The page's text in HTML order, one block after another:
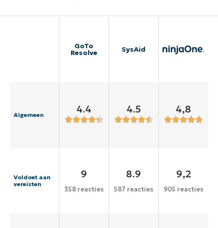
GoTo
Resolve SysAid
Algemeen 4.4 4.5 4,8
Voldoet aan
vereisten
9
358 reacties
8.9
587 reacties
9,2
905 reacties